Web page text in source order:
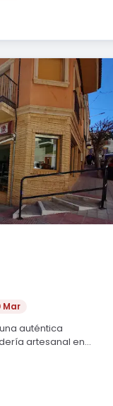
Mar
auténtica
artesanal en